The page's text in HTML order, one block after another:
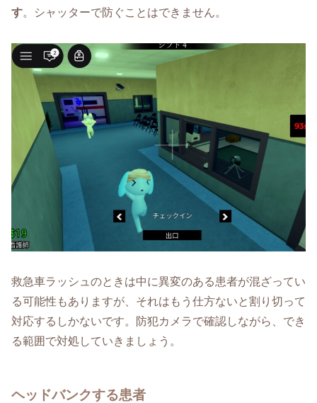
す。シャッターで防ぐことはできません。
救急車ラッシュのときは中に異変のある患者が混ざってい
る可能性もありますが、それはもう仕方ないと割り切って
対応するしかないです。防犯カメラで確認しながら、でき
る範囲で対処していきましょう。
ヘッドバンクする患者